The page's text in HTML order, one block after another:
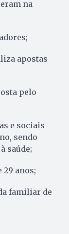
na
apostas
pelo
e sociais
sendo
saúde;
29 anos;
familiar de